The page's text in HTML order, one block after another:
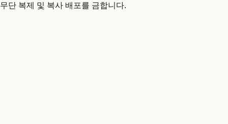
무단 복제 및 복사 배포를 금합니다.